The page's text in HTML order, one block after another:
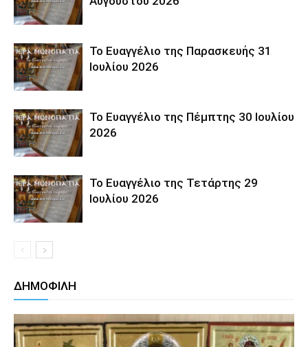
Το Ευαγγέλιο της Παρασκευής 31
Ιουλίου 2026
Το Ευαγγέλιο της Πέμπτης 30 Ιουλίου
2026
Το Ευαγγέλιο της Τετάρτης 29
Ιουλίου 2026
ΔΗΜΟΦΙΛΗ